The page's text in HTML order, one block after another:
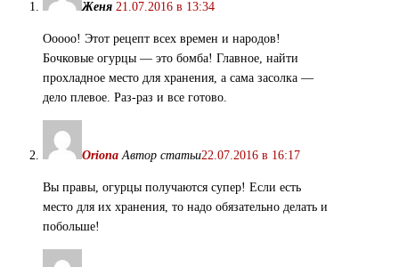
Женя 21.07.2016 в 13:34
Ооооо! Этот рецепт всех времен и народов!
Бочковые огурцы — это бомба! Главное, найти
прохладное место для хранения, а сама засолка —
дело плевое. Раз-раз и все готово.
Oriona Автор статьи22.07.2016 в 16:17
Вы правы, огурцы получаются супер! Если есть
место для их хранения, то надо обязательно делать и
побольше!